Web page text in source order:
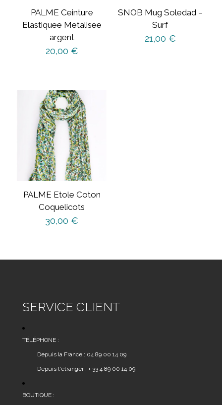
PALME Ceinture
Elastiquee Metalisee
argent
20,00 €
SNOB Mug Soledad –
Surf
21,00 €
PALME Etole Coton
Coquelicots
30,00 €
SERVICE CLIENT
TÉLÉPHONE :
Depuis la France : 04 89 00 14 09
Depuis l'étranger : + 33 4 89 00 14 09
BOUTIQUE :